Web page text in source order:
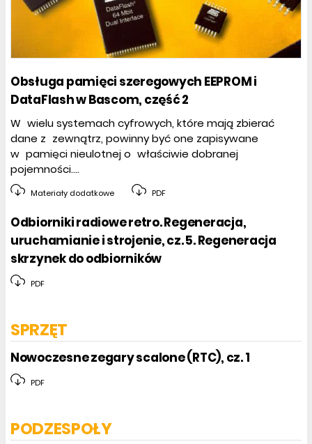
Obsługa pamięci szeregowych EEPROM i
DataFlash w Bascom, część 2
W wielu systemach cyfrowych, które mają zbierać
dane z zewnątrz, powinny być one zapisywane
w pamięci nieulotnej o właściwie dobranej
pojemności....
Materiały dodatkowe PDF
Odbiorniki radiowe retro. Regeneracja,
uruchamianie i strojenie, cz. 5. Regeneracja
skrzynek do odbiorników
PDF
SPRZĘT
Nowoczesne zegary scalone (RTC), cz. 1
PDF
PODZESPOŁY